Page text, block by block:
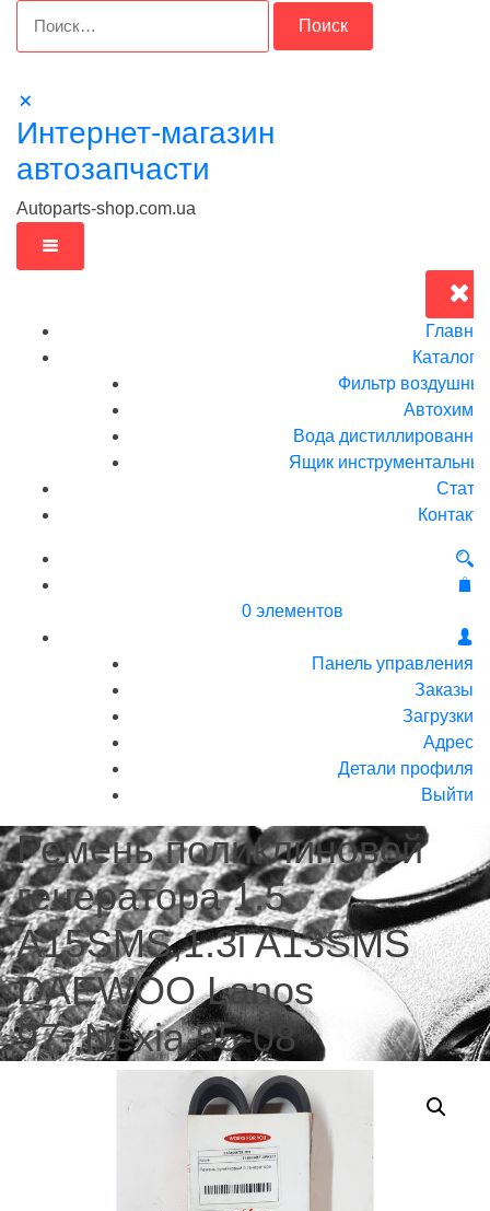
Интернет-магазин
автозапчасти
Autoparts-shop.com.ua
Каталог
Фильтр
Вода
Ящик
0 элементов
Панель управления
Заказы
Загрузки
Адрес
Детали профиля
Выйти
Ремень поликлиновой
генератора 1.5
A15SMS,1.3i A13SMS
DAEWOO Lanos
97-,Nexia 95-08